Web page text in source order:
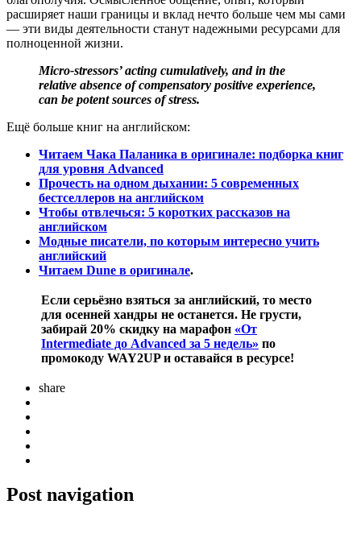
расширяет наши границы и вклад нечто больше чем мы сами
— эти виды деятельности станут надежными ресурсами для
полноценной жизни.
Micro-stressors’ acting cumulatively, and in the
relative absence of compensatory positive experience,
can be potent sources of stress.
Ещё больше книг на английском:
Читаем Чака Паланика в оригинале: подборка книг
для уровня Advanced
Прочесть на одном дыхании: 5 современных
бестселлеров на английском
Чтобы отвлечься: 5 коротких рассказов на
английском
Модные писатели, по которым интересно учить
английский
Читаем Dune в оригинале.
Если серьёзно взяться за английский, то место
для осенней хандры не останется. Не грусти,
забирай 20% скидку на марафон «От
Intermediate до Advanced за 5 недель» по
промокоду WAY2UP и оставайся в ресурсе!
share
Post navigation